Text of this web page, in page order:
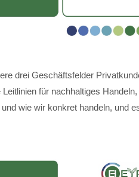
drei Geschäftsfelder
für nachhaltiges
wie wir konkret handeln, und